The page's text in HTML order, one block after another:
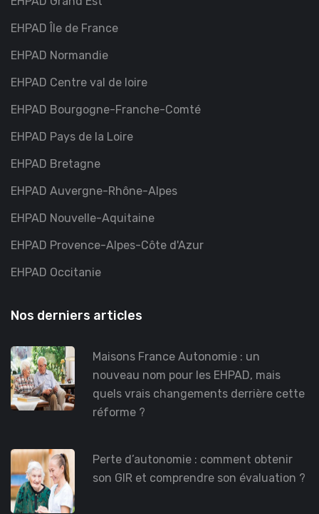
EHPAD Île de France
EHPAD Normandie
EHPAD Centre val de loire
EHPAD Bourgogne-Franche-Comté
EHPAD Pays de la Loire
EHPAD Bretagne
EHPAD Auvergne-Rhône-Alpes
EHPAD Nouvelle-Aquitaine
EHPAD Provence-Alpes-Côte d'Azur
EHPAD Occitanie
Nos derniers articles
Maisons France Autonomie : un
nouveau nom pour les EHPAD, mais
quels vrais changements derrière cette
réforme ?
Perte d’autonomie : comment obtenir
son GIR et comprendre son évaluation ?